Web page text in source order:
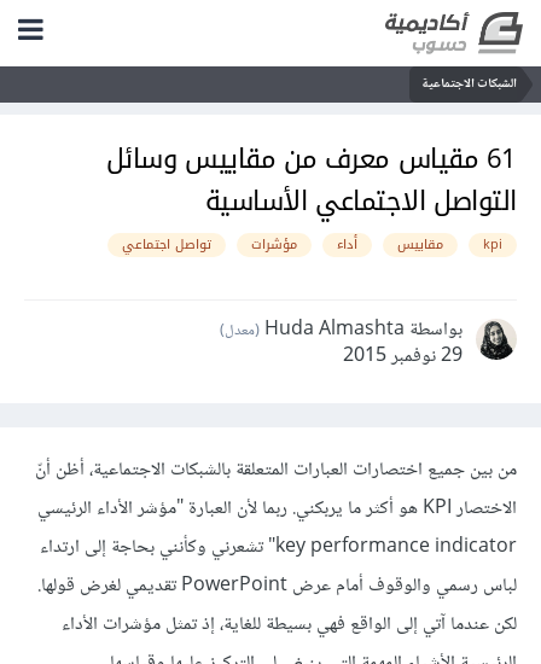
الشبكات الاجتماعية
61 مقياس معرف من مقاييس وسائل
التواصل الاجتماعي الأساسية
kpi مقاييس أداء مؤشرات تواصل اجتماعي
بواسطة Huda Almashta (معدل)
29 نوفمبر 2015
من بين جميع اختصارات العبارات المتعلقة بالشبكات الاجتماعية، أظن أنّ
الاختصار KPI هو أكثر ما يربكني. ربما لأن العبارة "مؤشر الأداء الرئيسي
key performance indicator" تشعرني وكأنني بحاجة إلى ارتداء
لباس رسمي والوقوف أمام عرض PowerPoint تقديمي لغرض قولها.
لكن عندما آتي إلى الواقع فهي بسيطة للغاية، إذ تمثل مؤشرات الأداء